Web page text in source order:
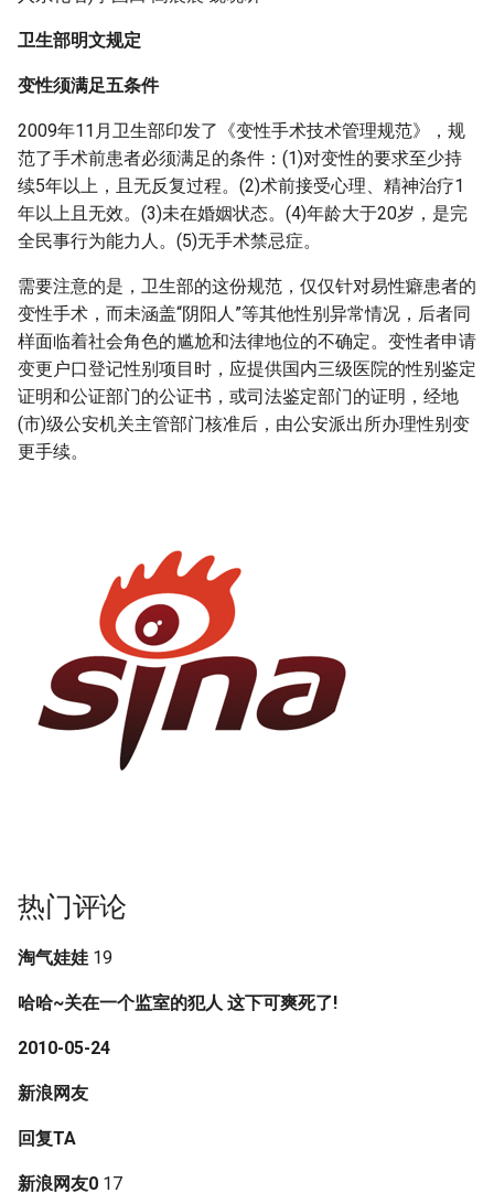
卫生部明文规定
变性须满足五条件
2009年11月卫生部印发了《变性手术技术管理规范》，规
范了手术前患者必须满足的条件：(1)对变性的要求至少持
续5年以上，且无反复过程。(2)术前接受心理、精神治疗1
年以上且无效。(3)未在婚姻状态。(4)年龄大于20岁，是完
全民事行为能力人。(5)无手术禁忌症。
需要注意的是，卫生部的这份规范，仅仅针对易性癖患者的
变性手术，而未涵盖“阴阳人”等其他性别异常情况，后者同
样面临着社会角色的尴尬和法律地位的不确定。变性者申请
变更户口登记性别项目时，应提供国内三级医院的性别鉴定
证明和公证部门的公证书，或司法鉴定部门的证明，经地
(市)级公安机关主管部门核准后，由公安派出所办理性别变
更手续。
热门评论
淘气娃娃 19
哈哈~关在一个监室的犯人 这下可爽死了!
2010-05-24
新浪网友
回复TA
新浪网友0 17